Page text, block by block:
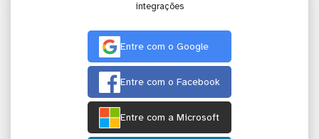
integrações
Entre com o Google
Entre com o Facebook
Entre com a Microsoft